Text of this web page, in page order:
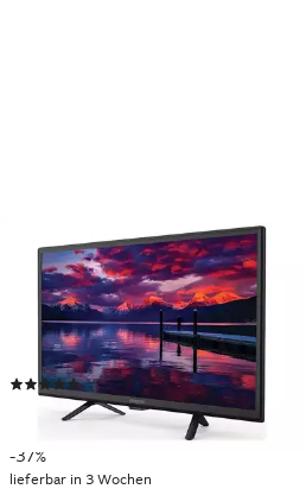
TV-Simulator
60 cm/24 Zoll Diagonale
D-LED Bildschirmtechnologie
HD ready Auflösung
Produktdatenblatt
(3)
ab 156,95 € UVP249,00 €
14,33 €mtl. in 12 Raten
-37%
lieferbar in 3 Wochen